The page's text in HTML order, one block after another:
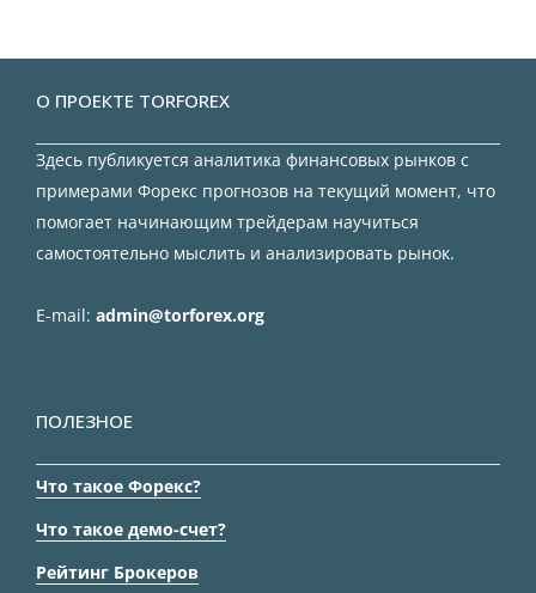
О ПРОЕКТЕ TORFOREX
Здесь публикуется аналитика финансовых рынков с
примерами Форекс прогнозов на текущий момент, что
помогает начинающим трейдерам научиться
самостоятельно мыслить и анализировать рынок.
E-mail: admin@torforex.org
ПОЛЕЗНОЕ
Что такое Форекс?
Что такое демо-счет?
Рейтинг Брокеров